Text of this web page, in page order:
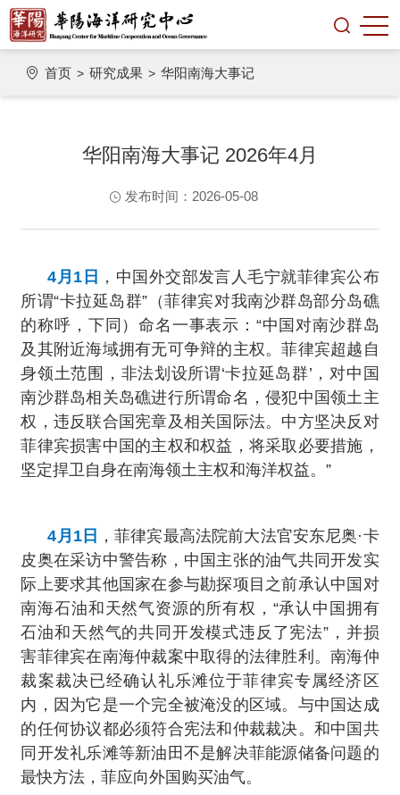
首页 > 研究成果 > 华阳南海大事记
华阳南海大事记 2026年4月
发布时间：2026-05-08
4月1日 ，中国外交部发言人毛宁就菲律宾公布
所谓“卡拉延岛群”（菲律宾对我南沙群岛部分岛礁
的称呼，下同）命名一事表示：“中国对南沙群岛
及其附近海域拥有无可争辩的主权。菲律宾超越自
身领土范围，非法划设所谓‘卡拉延岛群’，对中国
南沙群岛相关岛礁进行所谓命名，侵犯中国领土主
权，违反联合国宪章及相关国际法。中方坚决反对
菲律宾损害中国的主权和权益，将采取必要措施，
坚定捍卫自身在南海领土主权和海洋权益。”
4月1日 ，菲律宾最高法院前大法官安东尼奥·卡
皮奥在采访中警告称，中国主张的油气共同开发实
际上要求其他国家在参与勘探项目之前承认中国对
南海石油和天然气资源的所有权，“承认中国拥有
石油和天然气的共同开发模式违反了宪法”，并损
害菲律宾在南海仲裁案中取得的法律胜利。南海仲
裁案裁决已经确认礼乐滩位于菲律宾专属经济区
内，因为它是一个完全被淹没的区域。与中国达成
的任何协议都必须符合宪法和仲裁裁决。和中国共
同开发礼乐滩等新油田不是解决菲能源储备问题的
最快方法，菲应向外国购买油气。